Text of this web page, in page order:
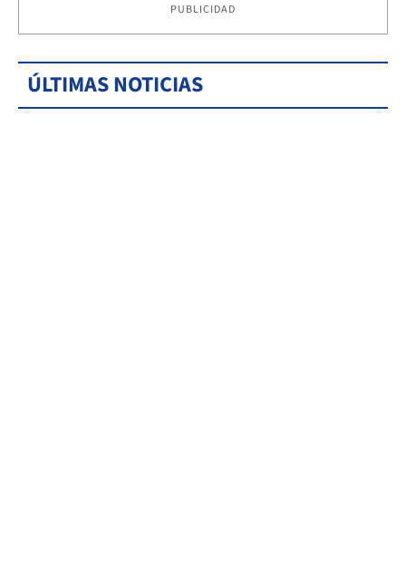
PUBLICIDAD
ÚLTIMAS NOTICIAS